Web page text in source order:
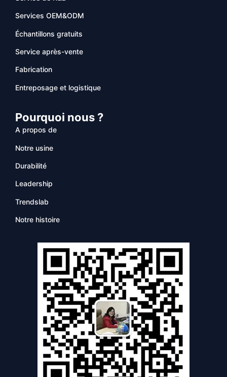
Services OEM&ODM
Échantillons gratuits
Service après-vente
Fabrication
Entreposage et logistique
Pourquoi nous ?
A propos de
Notre usine
Durabilité
Leadership
Trendslab
Notre histoire